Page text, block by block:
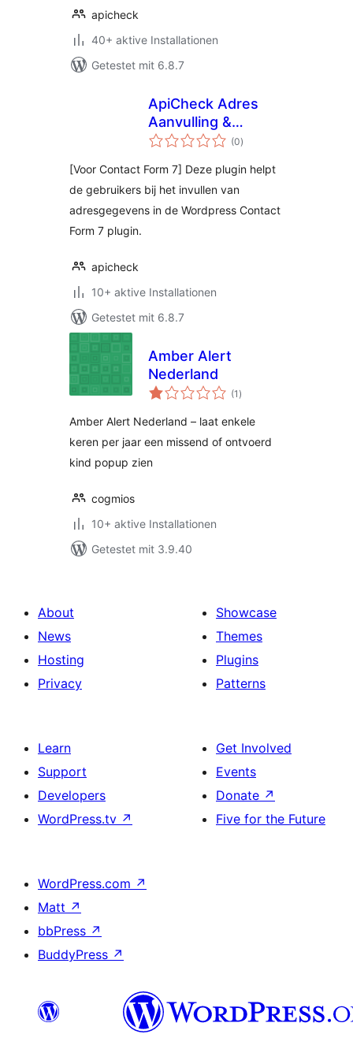
apicheck
40+ aktive Installationen
Getestet mit 6.8.7
ApiCheck Adres
Aanvulling &
Validatie voor
(0Bewertungen
gesamt
)
[Voor Contact Form 7] Deze plugin helpt
de gebruikers bij het invullen van
adresgegevens in de Wordpress Contact
Form 7 plugin.
apicheck
10+ aktive Installationen
Getestet mit 6.8.7
Amber Alert
Nederland
(1 Bewertungen
gesamt
)
Amber Alert Nederland – laat enkele
keren per jaar een missend of ontvoerd
kind popup zien
cogmios
10+ aktive Installationen
Getestet mit 3.9.40
About
News
Hosting
Privacy
Showcase
Themes
Plugins
Patterns
Learn
Support
Developers
WordPress.tv ↗
Get Involved
Events
Donate ↗
Five for the Future
WordPress.com ↗
Matt ↗
bbPress ↗
BuddyPress ↗